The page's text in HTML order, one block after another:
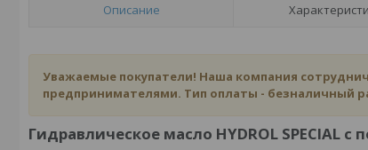
Описание
Уважаемые покупатели! Наша компания
предпринимателями. Тип оплаты - безналичный
Гидравлическое масло HYDROL SPECIAL